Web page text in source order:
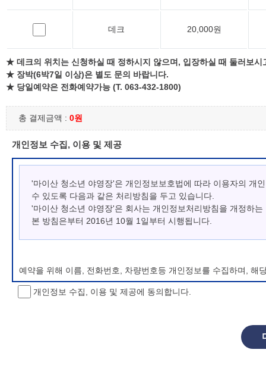
데크 20,000원
★ 데크의 위치는 신청하실 때 정하시지 않으며, 입장하실 때 둘러보시
★ 장박(6박7일 이상)은 별도 문의 바랍니다.
★ 당일예약은 전화예약가능 (T. 063-432-1800)
총 결제금액 : 0원
개인정보 수집, 이용 및 제공
'마이산 청소년 야영장'은 개인정보보호법에 따라 이용자의 개
수 있도록 다음과 같은 처리방침을 두고 있습니다.
'마이산 청소년 야영장'은 회사는 개인정보처리방침을 개정하
본 방침은부터 2016년 10월 1일부터 시행됩니다.
예약을 위해 이름, 전화번호, 차량번호등 개인정보를 수집하며, 해
개인정보 처리방침 변경
개인정보 수집, 이용 및 제공에 동의합니다.